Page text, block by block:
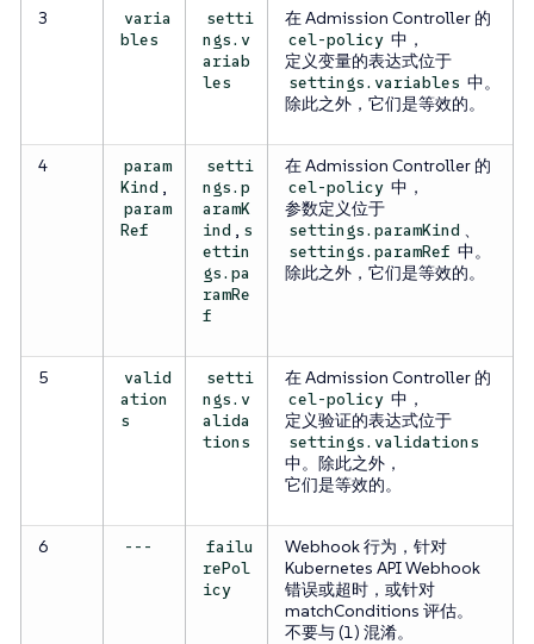
3
varia
bles
setti
ngs.v
ariab
les
在 Admission Controller 的
cel-policy 中，
定义变量的表达式位于
settings.variables 中。
除此之外，它们是等效的。
4
param
Kind ,
param
Ref
setti
ngs.p
aramK
ind , s
ettin
gs.pa
ramRe
f
在 Admission Controller 的
cel-policy 中，
参数定义位于
settings.paramKind 、
settings.paramRef 中。
除此之外，它们是等效的。
5
valid
ation
s
setti
ngs.v
alida
tions
在 Admission Controller 的
cel-policy 中，
定义验证的表达式位于
settings.validations
中。除此之外，
它们是等效的。
6 ---
failu
rePol
icy
Webhook 行为，针对
Kubernetes API Webhook
错误或超时，或针对
matchConditions 评估。
不要与 (1) 混淆。